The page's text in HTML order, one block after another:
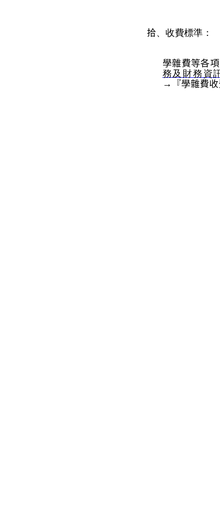
拾、 收費標準：
學雜費等各項
務及財務資
→
『學雜費